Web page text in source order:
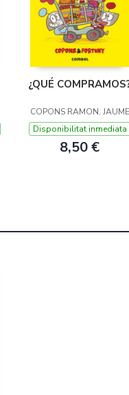
¿QUÉ
COPONS RAMON, JAUME
Disponibilitat inmediata
8,50 €